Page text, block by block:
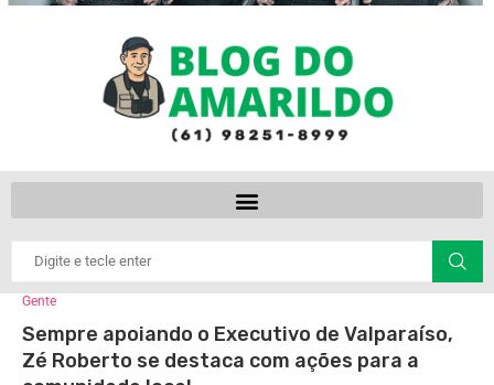
Gente
Sempre apoiando o Executivo de Valparaíso,
Zé Roberto se destaca com ações para a